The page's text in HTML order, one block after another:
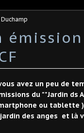
avez un peu de
du ""Jardin ds
ou tablette
des anges et là